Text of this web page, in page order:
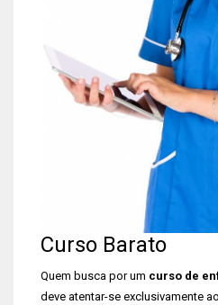
Curso Barato
Quem busca por um curso de
deve atentar-se exclusivamente